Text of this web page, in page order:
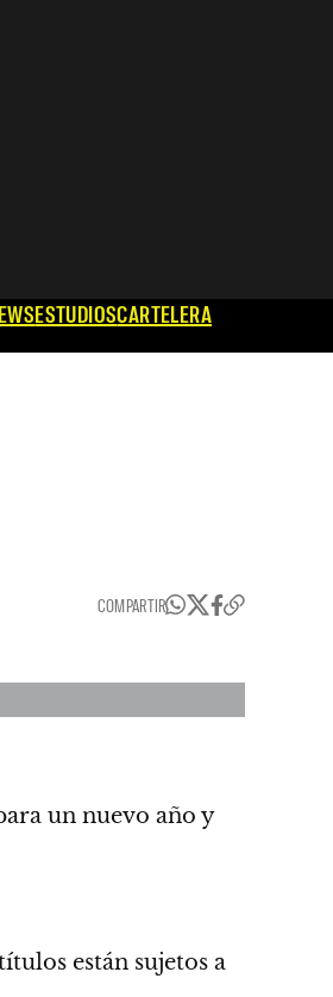
ESTUDIOSCARTELERA
COMPARTIR
un nuevo año y
están sujetos a